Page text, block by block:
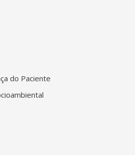
do Paciente